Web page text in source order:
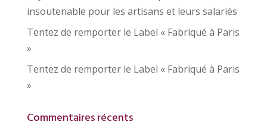
insoutenable pour les artisans et leurs salariés
Tentez de remporter le Label « Fabriqué à Paris
»
Tentez de remporter le Label « Fabriqué à Paris
»
Commentaires récents